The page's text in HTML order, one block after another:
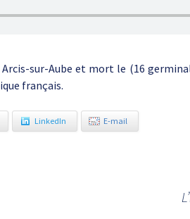
sur-Aube et mort le (16
français.
LinkedIn E-mail